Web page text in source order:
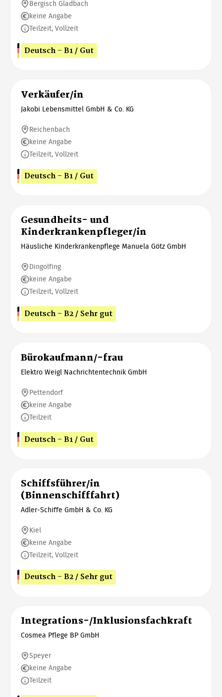
Bergisch Gladbach
keine Angabe
Teilzeit, Vollzeit
Deutsch - B1 / Gut
Verkäufer/in
Jakobi Lebensmittel GmbH & Co. KG
Reichenbach
keine Angabe
Teilzeit, Vollzeit
Deutsch - B1 / Gut
Gesundheits- und
Kinderkrankenpfleger/in
Häusliche Kinderkrankenpflege Manuela Götz GmbH
Dingolfing
keine Angabe
Teilzeit, Vollzeit
Deutsch - B2 / Sehr gut
Bürokaufmann/-frau
Elektro Weigl Nachrichtentechnik GmbH
Pettendorf
keine Angabe
Teilzeit
Deutsch - B1 / Gut
Schiffsführer/in
(Binnenschifffahrt)
Adler-Schiffe GmbH & Co. KG
Kiel
keine Angabe
Teilzeit, Vollzeit
Deutsch - B2 / Sehr gut
Integrations-/Inklusionsfachkraft
Cosmea Pflege BP GmbH
Speyer
keine Angabe
Teilzeit